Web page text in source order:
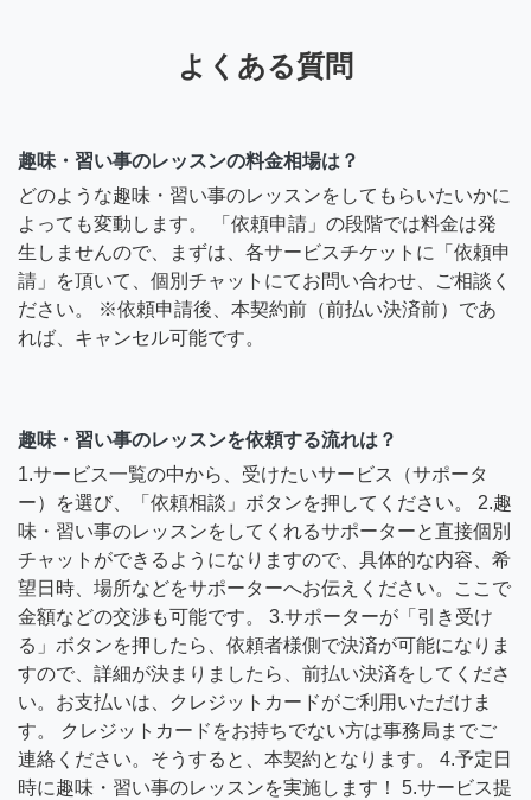
よくある質問
趣味・習い事のレッスンの料金相場は？
どのような趣味・習い事のレッスンをしてもらいたいかに
よっても変動します。 「依頼申請」の段階では料金は発
生しませんので、まずは、各サービスチケットに「依頼申
請」を頂いて、個別チャットにてお問い合わせ、ご相談く
ださい。 ※依頼申請後、本契約前（前払い決済前）であ
れば、キャンセル可能です。
趣味・習い事のレッスンを依頼する流れは？
1.サービス一覧の中から、受けたいサービス（サポータ
ー）を選び、「依頼相談」ボタンを押してください。 2.趣
味・習い事のレッスンをしてくれるサポーターと直接個別
チャットができるようになりますので、具体的な内容、希
望日時、場所などをサポーターへお伝えください。ここで
金額などの交渉も可能です。 3.サポーターが「引き受け
る」ボタンを押したら、依頼者様側で決済が可能になりま
すので、詳細が決まりましたら、前払い決済をしてくださ
い。お支払いは、クレジットカードがご利用いただけま
す。 クレジットカードをお持ちでない方は事務局までご
連絡ください。そうすると、本契約となります。 4.予定日
時に趣味・習い事のレッスンを実施します！ 5.サービス提